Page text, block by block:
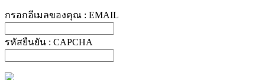
กรอกอีเมลของคุณ : EMAIL
รหัสยืนยัน : CAPCHA